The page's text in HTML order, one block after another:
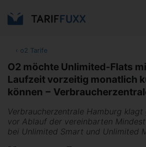
‹ o2 Tarife
O2 möchte Unlimited-Flats
Laufzeit vorzeitig monatlich
können −
Verbraucherzentrale Hamburg klagt
vor Ablauf der vereinbarten
bei Unlimited Smart und Unlimited